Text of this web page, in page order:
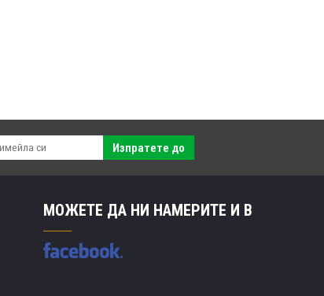
Изпратете до
МОЖЕТЕ ДА НИ НАМЕРИТЕ И В